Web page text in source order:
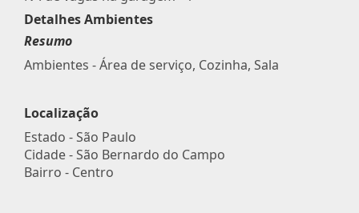
Detalhes Ambientes
Resumo
Ambientes - Área de serviço, Cozinha, Sala
Localização
Estado -São Paulo
Cidade -São Bernardo do Campo
Bairro - Centro